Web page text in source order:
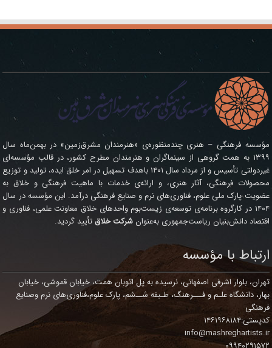
مؤسسه فرهنگی – هنری چندمنظوره‌ی «هنرمندان مشرق‌زمین» در بهمن‌ماه سال
۱۳۹۹ به همت گروهی از سینماگران و هنرمندان مطرح کشور، در قالب مؤسسه‌ای
غیردولتی تأسیس و از مرداد سال ۱۴۰۱ باهدف تسهیل در امر خلق ایده، تولید و توزیع
محصولات فرهنگی، آثار هنری، و ارائه‌ی خدمات با ماهیت فرهنگی و خلاق به
عضویت پارک ملی علوم، فناوری‌های نرم و صنایع فرهنگی درآمد. این مؤسسه در سال
۱۴۰۴ در کارگروه برنامه‌ی توسعه‌ی زیست‌بوم واحدهای خلاق معاونت علمی، فناوری و
اقتصاد دانش‌بنیان ریاست‌جمهوری به‌عنوانشرکت خلاقتأیید گردید.
ارتباط با مؤسسه
تهران، بلوار اشرفی اصفهانی، نرسیده به پل اتوبان همت، خیابان قموشی، خیابان
بهار، دانشگاه علـم و فـــرهنگ، طـبقه شــشم، پارک علوم،فناوری‌های نرم وصنایع
فرهنگی
کدپستی:۱۴۶۱۹۶۸۱۸۴
info@mashreghartists.ir